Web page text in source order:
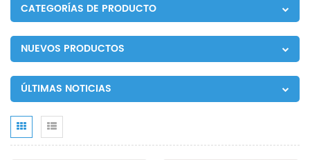
CATEGORÍAS DE PRODUCTO
NUEVOS PRODUCTOS
ÚLTIMAS NOTICIAS